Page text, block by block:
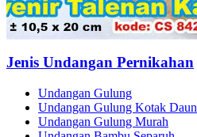
Jenis Undangan Pernikahan
Undangan Gulung
Undangan Gulung Kotak Daun
Undangan Gulung Murah